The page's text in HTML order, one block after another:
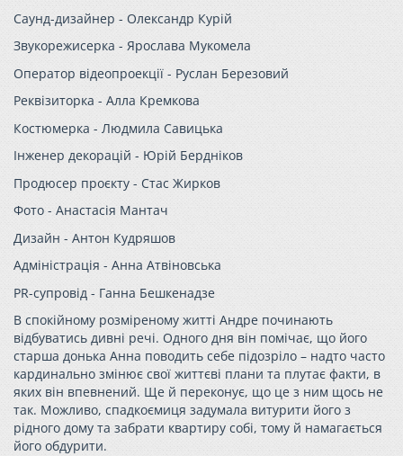
Саунд-дизайнер - Олександр Курій
Звукорежисерка - Ярослава Мукомела
Оператор відеопроекції - Руслан Березовий
Реквізиторка - Алла Кремкова
Костюмерка - Людмила Савицька
Інженер декорацій - Юрій Бердніков
Продюсер проєкту - Стас Жирков
Фото - Анастасія Мантач
Дизайн - Антон Кудряшов
Адміністрація - Анна Атвіновська
PR-супровід - Ганна Бешкенадзе
В спокійному розміреному житті Андре починають
відбуватись дивні речі. Одного дня він помічає, що його
старша донька Анна поводить себе підозріло – надто часто
кардинально змінює свої життєві плани та плутає факти, в
яких він впевнений. Ще й переконує, що це з ним щось не
так. Можливо, спадкоємиця задумала витурити його з
рідного дому та забрати квартиру собі, тому й намагається
його обдурити.